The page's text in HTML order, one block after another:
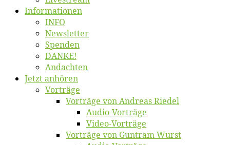
Informatio­nen
INFO
News­let­ter
Spen­den
DANKE!
An­dach­ten
Jetzt an­hö­ren
Vor­trä­ge
Vor­trä­ge von An­dre­as Riedel
Au­dio-Vor­trä­ge
Vi­deo-Vor­trä­ge
Vor­trä­ge von Gun­tram Wurst